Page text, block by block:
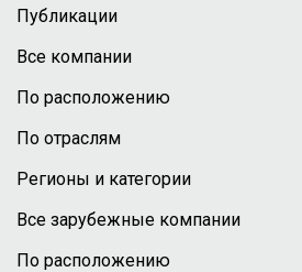
Публикации
Все компании
По расположению
По отраслям
Регионы и категории
Все зарубежные компании
По расположению